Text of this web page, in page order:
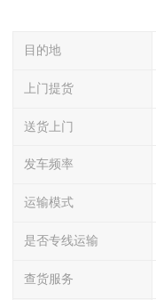
目的地
上门提货
送货上门
发车频率
运输模式
是否专线运输
查货服务